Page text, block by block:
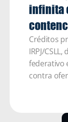
infinita
Créditos
IRPJ/
federativo
contra